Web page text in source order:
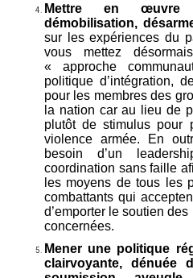
Mettre en œuvre
démobilisation,
sur les expériences du
vous mettez
« approche
politique d’intégration,
pour les membres des
la nation car au lieu de
plutôt de stimulus pour
violence armée. En
besoin d’un
coordination sans faille
les moyens de tous les
combattants qui
d’emporter le soutien
concernées.
Mener une politique
clairvoyante, dénuée